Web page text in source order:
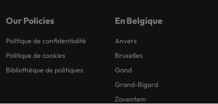
Our Policies
Politique de confidentialité
Politique de cookies
Bibliothèque de politiques
En Belgique
Anvers
Bruxelles
Gand
Grand-Bigard
Zaventem